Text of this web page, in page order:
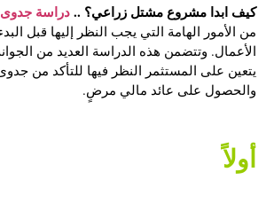
كيف ابدا مشروع مشتل زراعي؟ ..دراسة جدوى
من الأمور الهامة التي يجب النظر إليها قبل
الأعمال. وتتضمن هذه الدراسة العديد من
يتعين على المستثمر النظر فيها للتأكد من
والحصول على عائد مالي مرضٍ.
أولاً